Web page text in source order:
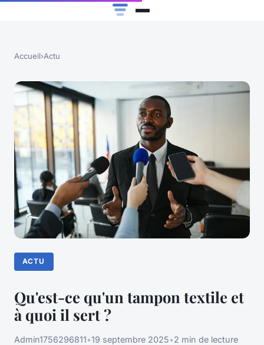
Accueil›Actu
ACTU
Qu'est-ce qu'un tampon textile et
à quoi il sert ?
Admin1756296811•19 septembre 2025•2 min de lecture